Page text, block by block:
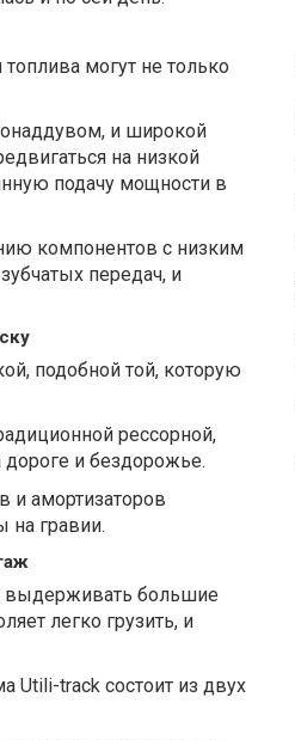
могут не только
и широкой
на низкой
подачу мощности в
компонентов с низким
передач, и
подобной той, которую
рессорной,
и бездорожье.
и амортизаторов
на гравии.
выдерживать большие
легко грузить, и
Utili-track состоит из двух